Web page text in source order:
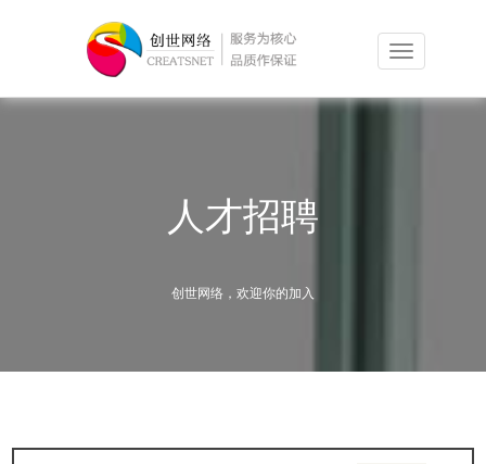
人才招聘
创世网络，欢迎你的加入